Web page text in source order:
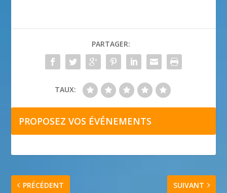
PARTAGER:
TAUX:
PROPOSEZ VOS ÉVÉNEMENTS
PRÉCÉDENT SUIVANT